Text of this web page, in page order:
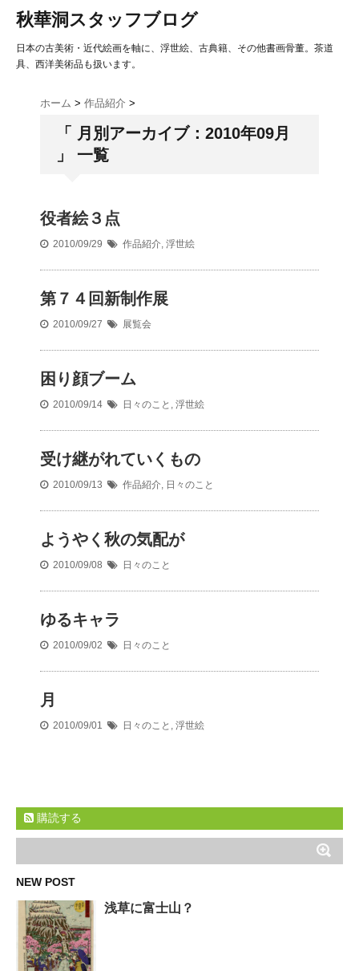
秋華洞スタッフブログ
日本の古美術・近代絵画を軸に、浮世絵、古典籍、その他書画骨董。茶道
具、西洋美術品も扱います。
ホーム > 作品紹介 >
「 月別アーカイブ：2010年09月
」 一覧
役者絵３点
2010/09/29 作品紹介, 浮世絵
第７４回新制作展
2010/09/27 展覧会
困り顔ブーム
2010/09/14 日々のこと , 浮世絵
受け継がれていくもの
2010/09/13 作品紹介, 日々のこと
ようやく秋の気配が
2010/09/08 日々のこと
ゆるキャラ
2010/09/02 日々のこと
月
2010/09/01 日々のこと , 浮世絵
購読する
NEW POST
浅草に富士山？